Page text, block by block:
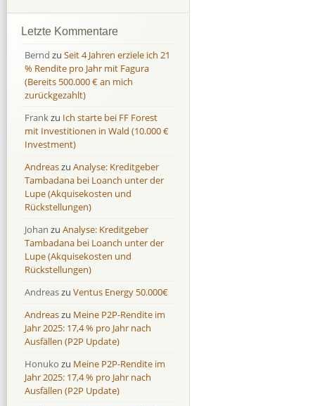
Bondora
Finbee
43,2%
Finbee (CZK)
0,0 %
HeavyFinance
IUVO Group
-32,2 %
Lenndy
-314,6 %
Moncera
8,0 %
Monestro
9,1 %
Neo Finance
Omaraha
16,4 %
Bondora
Finbee
35,2%
Finbee (CZK)
0,0 %
HeavyFinance
IUVO Group
-55,0 %
Lenndy
146,5 %
Moncera
11,1 %
Monestro
>1000%
Neo Finance
Omaraha
18,0 %
Letzte Kommentare
Bernd zu Seit 4 Jahren erziele ich 21
% Rendite pro Jahr mit Fagura
(Bereits 500.000 € an mich
zurückgezahlt)
Frankzu Ich starte bei FF Forest
mit Investitionen in Wald (10.000 €
Investment)
Andreaszu Analyse: Kreditgeber
Tambadana bei Loanch unter der
Lupe (Akquisekosten und
Rückstellungen)
Johan zu Analyse: Kreditgeber
Tambadana bei Loanch unter der
Lupe (Akquisekosten und
Rückstellungen)
Andreaszu Ventus Energy 50.000€
Andreaszu Meine P2P-Rendite im
Jahr 2025: 17,4 % pro Jahr nach
Ausfällen (P2P Update)
Honuko zu Meine P2P-Rendite im
Jahr 2025: 17,4 % pro Jahr nach
Ausfällen (P2P Update)